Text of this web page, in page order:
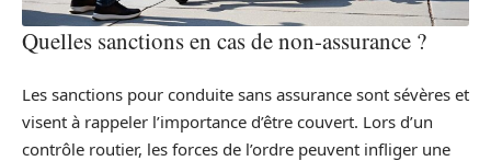
Quelles sanctions en cas de non-assurance ?
Les sanctions pour conduite sans assurance sont sévères et
visent à rappeler l’importance d’être couvert. Lors d’un
contrôle routier, les forces de l’ordre peuvent infliger une